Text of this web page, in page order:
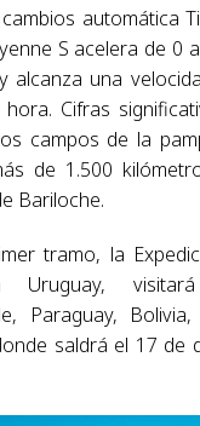
automática
S acelera de 0
alcanza una
Cifras
campos de la
de 1.500
Bariloche.
tramo, la
Uruguay, visitará
Paraguay,
saldrá el 17 de